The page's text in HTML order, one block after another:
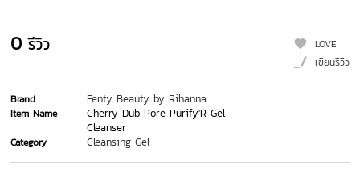
0 รีวิว
LOVE
เขียนรีวิว
Brand Fenty Beauty by Rihanna
Item Name
Cherry Dub Pore Purify'R Gel
Cleanser
Category Cleansing Gel